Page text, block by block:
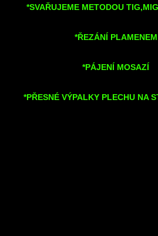
*SVAŘUJEME METODOU
*ŘEZÁNÍ PLAMENEM
*PÁJENÍ MOSAZÍ
*PŘESNÉ VÝPALKY PLECHU NA